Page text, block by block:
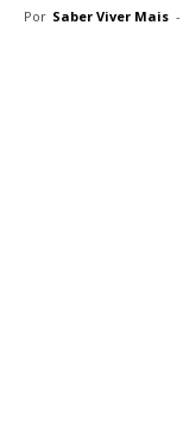
Por Saber Viver Mais -